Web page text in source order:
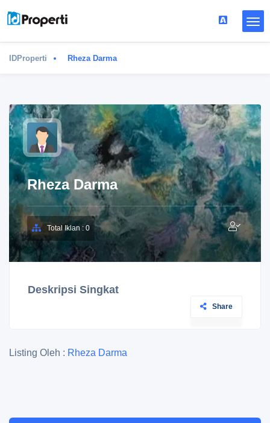
IDProperti Rheza Darma
Rheza Darma
Total Iklan : 0
Deskripsi Singkat
Share
Listing Oleh : Rheza Darma